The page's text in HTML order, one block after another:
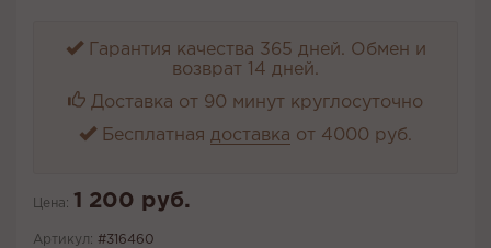
Гарантия качества 365 дней. Обмен и
возврат 14 дней.
Доставка от 90 минут круглосуточно
Бесплатная доставка от 4000 руб.
Цена: 1 200 руб.
Артикул: #316460